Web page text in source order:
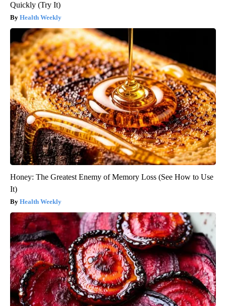
Quickly (Try It)
Health Weekly
Honey: The Greatest Enemy of Memory Loss (See How to Use
It)
Health Weekly